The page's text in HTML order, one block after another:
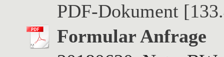
PDF-Dokument
Formular Anfrage